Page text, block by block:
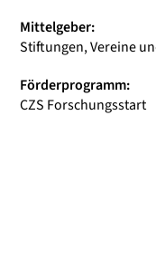
Mittelgeber:
Stiftungen, Vereine
Förderprogramm:
CZS Forschungsstart